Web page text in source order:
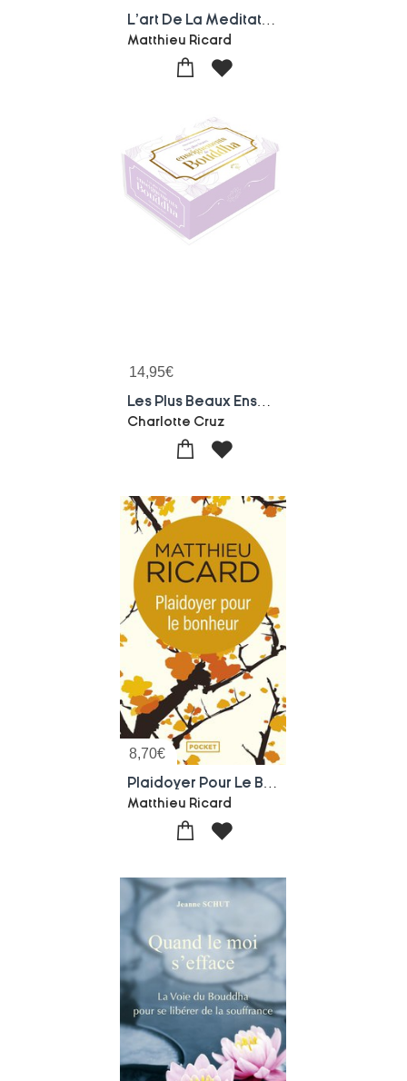
Matthieu Ricard
14,95€
Charlotte Cruz
8,70€
Matthieu Ricard